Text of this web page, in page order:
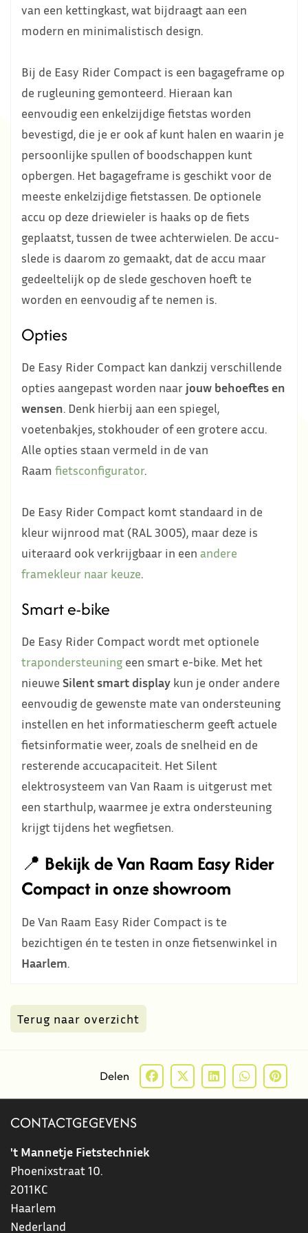
van een kettingkast, wat bijdraagt aan een
modern en minimalistisch design.
Bij de Easy Rider Compact is een bagageframe op
de rugleuning gemonteerd. Hieraan kan
eenvoudig een enkelzijdige fietstas worden
bevestigd, die je er ook af kunt halen en waarin je
persoonlijke spullen of boodschappen kunt
opbergen. Het bagageframe is geschikt voor de
meeste enkelzijdige fietstassen. De optionele
accu op deze driewieler is haaks op de fiets
geplaatst, tussen de twee achterwielen. De accu-
slede is daarom zo gemaakt, dat de accu maar
gedeeltelijk op de slede geschoven hoeft te
worden en eenvoudig af te nemen is.
Opties
De Easy Rider Compact kan dankzij verschillende
opties aangepast worden naar jouw behoeftes en
wensen. Denk hierbij aan een spiegel,
voetenbakjes, stokhouder of een grotere accu.
Alle opties staan vermeld in de van
Raam fietsconfigurator.
De Easy Rider Compact komt standaard in de
kleur wijnrood mat (RAL 3005), maar deze is
uiteraard ook verkrijgbaar in een andere
framekleur naar keuze.
Smart e-bike
De Easy Rider Compact wordt met optionele
trapondersteuning een smart e-bike. Met het
nieuwe Silent smart display kun je onder andere
eenvoudig de gewenste mate van ondersteuning
instellen en het informatiescherm geeft actuele
fietsinformatie weer, zoals de snelheid en de
resterende accucapaciteit. Het Silent
elektrosysteem van Van Raam is uitgerust met
een starthulp, waarmee je extra ondersteuning
krijgt tijdens het wegfietsen.
📍 Bekijk de Van Raam Easy Rider
Compact in onze showroom
De Van Raam Easy Rider Compact is te
bezichtigen én te testen in onze fietsenwinkel in
Haarlem.
Terug naar overzicht
Delen
CONTACTGEGEVENS
't Mannetje Fietstechniek
Phoenixstraat 10.
2011KC
Haarlem
Nederland